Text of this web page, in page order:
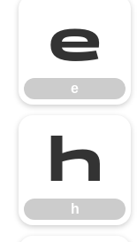
e
e
h
h